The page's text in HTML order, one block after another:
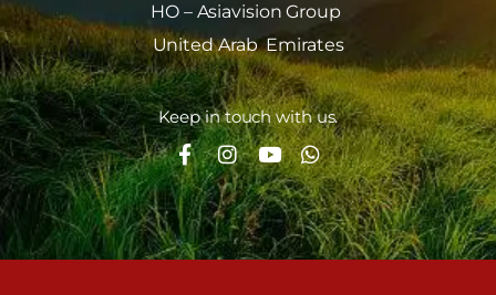
HO – Asiavision Group
United Arab Emirates
Keep in touch with us.